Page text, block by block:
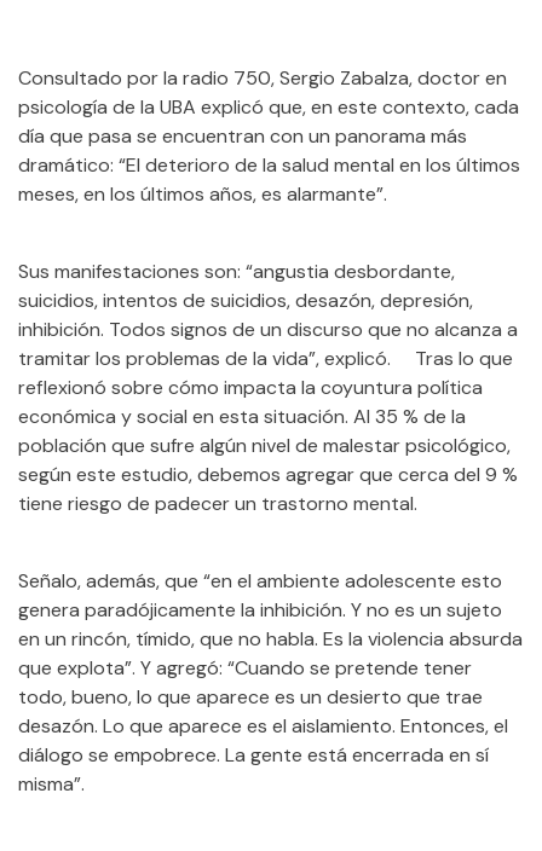
Consultado por la radio 750, Sergio Zabalza, doctor en
psicología de la UBA explicó que, en este contexto, cada
día que pasa se encuentran con un panorama más
dramático: “El deterioro de la salud mental en los últimos
meses, en los últimos años, es alarmante”.
Sus manifestaciones son: “angustia desbordante,
suicidios, intentos de suicidios, desazón, depresión,
inhibición. Todos signos de un discurso que no alcanza a
tramitar los problemas de la vida”, explicó. Tras lo que
reflexionó sobre cómo impacta la coyuntura política
económica y social en esta situación. Al 35 % de la
población que sufre algún nivel de malestar psicológico,
según este estudio, debemos agregar que cerca del 9 %
tiene riesgo de padecer un trastorno mental.
Señalo, además, que “en el ambiente adolescente esto
genera paradójicamente la inhibición. Y no es un sujeto
en un rincón, tímido, que no habla. Es la violencia absurda
que explota”. Y agregó: “Cuando se pretende tener
todo, bueno, lo que aparece es un desierto que trae
desazón. Lo que aparece es el aislamiento. Entonces, el
diálogo se empobrece. La gente está encerrada en sí
misma”.